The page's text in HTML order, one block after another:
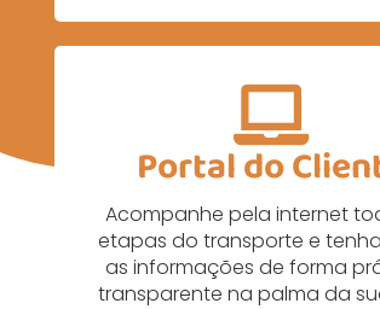
Portal do
Acompanhe pela internet
etapas do transporte e
as informações de forma
transparente na palma da